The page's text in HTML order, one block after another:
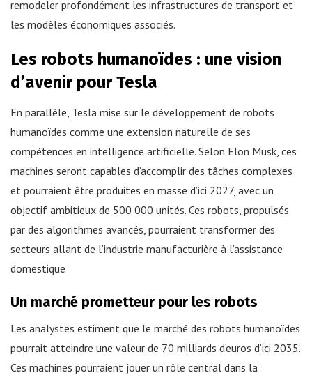
remodeler profondément les infrastructures de transport et
les modèles économiques associés.
Les robots humanoïdes : une vision
d’avenir pour Tesla
En parallèle, Tesla mise sur le développement de robots
humanoïdes comme une extension naturelle de ses
compétences en intelligence artificielle. Selon Elon Musk, ces
machines seront capables d’accomplir des tâches complexes
et pourraient être produites en masse d’ici 2027, avec un
objectif ambitieux de 500 000 unités. Ces robots, propulsés
par des algorithmes avancés, pourraient transformer des
secteurs allant de l’industrie manufacturière à l’assistance
domestique
Un marché prometteur pour les robots
Les analystes estiment que le marché des robots humanoïdes
pourrait atteindre une valeur de 70 milliards d’euros d’ici 2035.
Ces machines pourraient jouer un rôle central dans la